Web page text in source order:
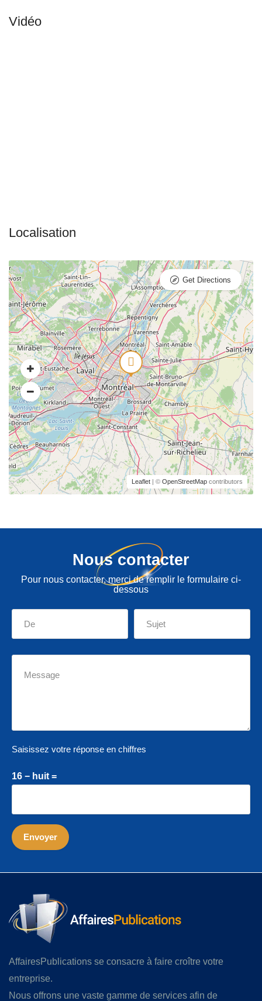
Leaflet | © OpenStreetMap contributors
Get Directions
Nous contacter
Pour nous contacter, merci de remplir le formulaire ci-
dessous
Saisissez votre réponse en chiffres
16 − huit =
AffairesPublications se consacre à faire croître votre
entreprise.
Nous offrons une vaste gamme de services afin de